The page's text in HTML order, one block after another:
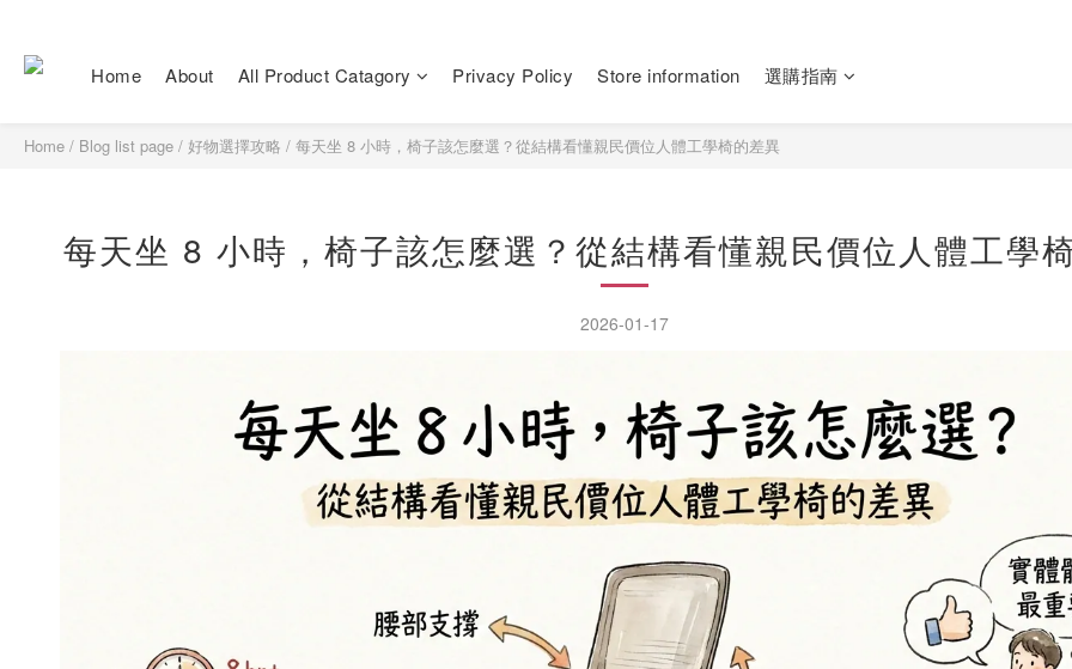
Home About All Product Catagory Privacy Policy Store information 選購指南
Home / Blog list page / 好物選擇攻略 / 每天坐 8 小時，椅子該怎麼選？從結構看懂親民價位人體工學椅的差異
每天坐 8 小時，椅子該怎麼選？從結構看懂親民價位人體工學
2026-01-17